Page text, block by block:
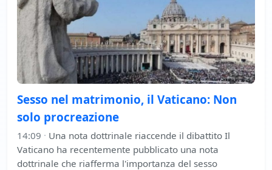
Sesso nel matrimonio, il Vaticano: Non
solo procreazione
14:09 · Una nota dottrinale riaccende il dibattito Il
Vaticano ha recentemente pubblicato una nota
dottrinale che riafferma l'importanza del sesso